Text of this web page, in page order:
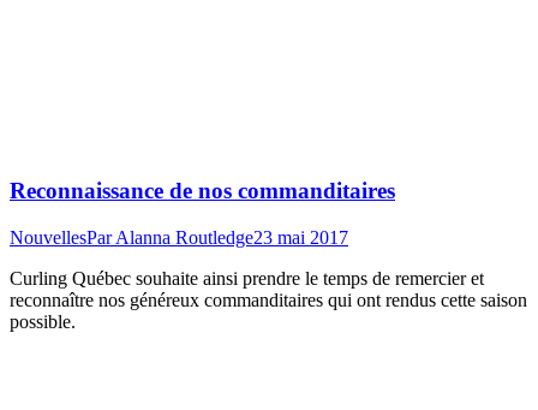
Reconnaissance de nos commanditaires
NouvellesParAlanna Routledge23 mai 2017
Curling Québec souhaite ainsi prendre le temps de remercier et
reconnaître nos généreux commanditaires qui ont rendus cette saison
possible.